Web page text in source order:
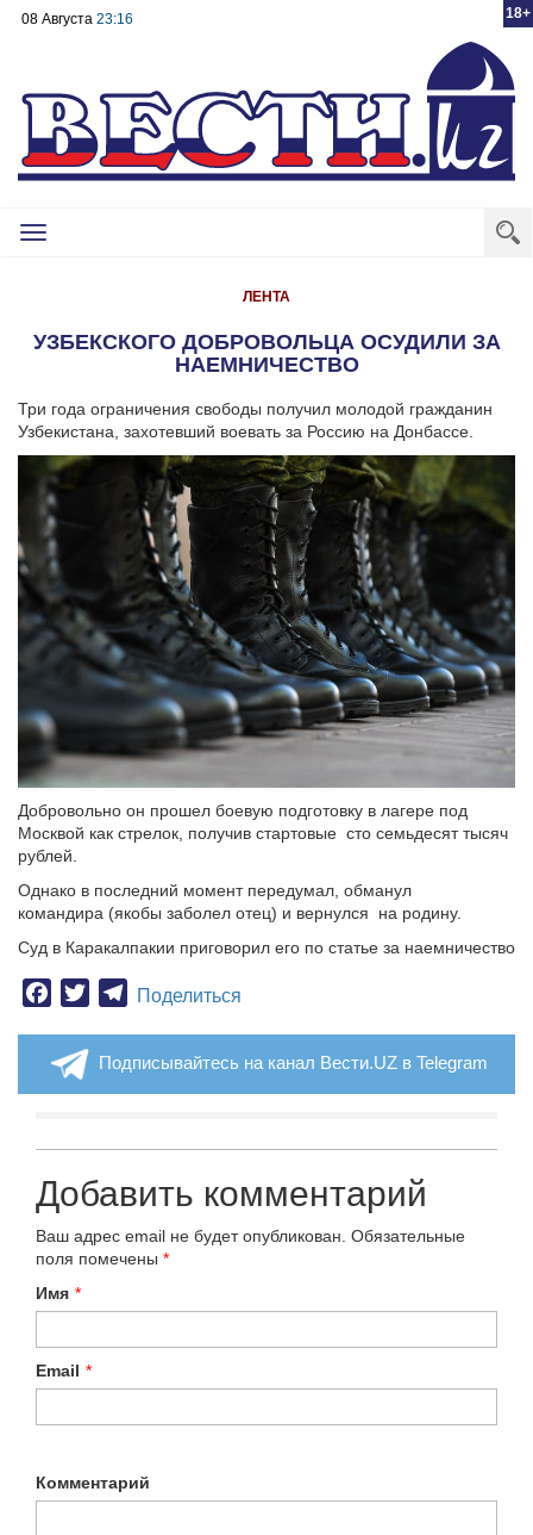
18+
08 Августа 23:16
Toggle
ЛЕНТА
УЗБЕКСКОГО ДОБРОВОЛЬЦА ОСУДИЛИ ЗА
НАЕМНИЧЕСТВО
Три года ограничения свободы получил молодой гражданин
Узбекистана, захотевший воевать за Россию на Донбассе.
Добровольно он прошел боевую подготовку в лагере под
Москвой как стрелок, получив стартовые сто семьдесят тысяч
рублей.
Однако в последний момент передумал, обманул
командира (якобы заболел отец) и вернулся на родину.
Суд в Каракалпакии приговорил его по статье за наемничество
Facebook
TwitterTelegram
Поделиться
Подписывайтесь на канал Вести.UZ в Telegram
Добавить комментарий
Ваш адрес email не будет опубликован. Обязательные
поля помечены *
Имя *
Email *
Комментарий